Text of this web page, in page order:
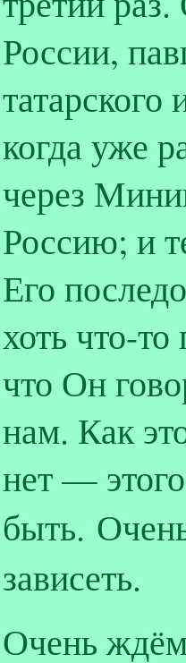
России,
когда уже
через
Россию; и
Его
хоть что-
что Он
нам. Как
нет —
быть.
зависеть.
Очень